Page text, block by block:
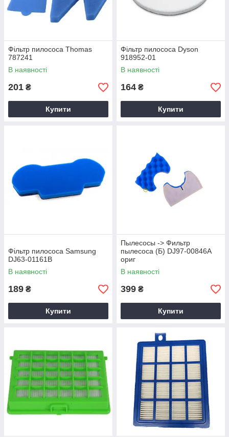
Фільтр пилососа Thomas
787241
В наявності
201 ₴
Купити
Фільтр пилососа Dyson
918952-01
В наявності
164 ₴
Купити
Фільтр пилососа Samsung
DJ63-01161B
В наявності
189 ₴
Купити
Пылесосы -> Фильтр
пылесоса (Б) DJ97-00846A
ориг
В наявності
399 ₴
Купити